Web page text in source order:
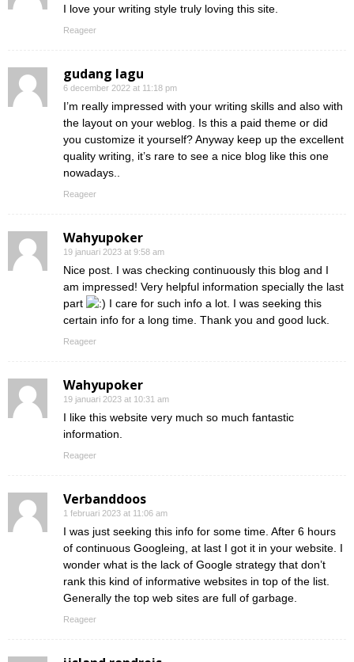
I love your writing style truly loving this site.
Reageer
gudang lagu
6 december 2022 at 11:18 pm
I’m really impressed with your writing skills and also with
the layout on your weblog. Is this a paid theme or did
you customize it yourself? Anyway keep up the excellent
quality writing, it’s rare to see a nice blog like this one
nowadays..
Reageer
Wahyupoker
19 januari 2023 at 9:58 am
Nice post. I was checking continuously this blog and I
am impressed! Very helpful information specially the last
part
I care for such info a lot. I was seeking this
certain info for a long time. Thank you and good luck.
Reageer
Wahyupoker
19 januari 2023 at 10:31 am
I like this website very much so much fantastic
information.
Reageer
Verbanddoos
1 februari 2023 at 11:06 am
I was just seeking this info for some time. After 6 hours
of continuous Googleing, at last I got it in your website. I
wonder what is the lack of Google strategy that don’t
rank this kind of informative websites in top of the list.
Generally the top web sites are full of garbage.
Reageer